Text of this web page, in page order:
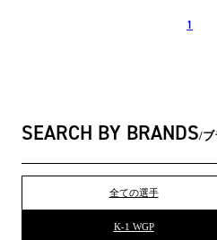
1
SEARCH BY BRANDS
全ての選手
K-1 WGP